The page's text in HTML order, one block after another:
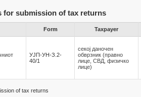
for submission of tax returns
Form Taxpayer
УЈП-УН-З.2-
40/1
секој даночен
обврзник (правно
лице, СВД, физичко
лице)
of tax returns